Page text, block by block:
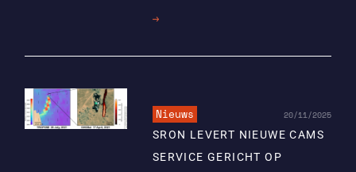
Lees
Nieuws 20/11/2025
SRON LEVERT NIEUWE CAMS
SERVICE GERICHT OP